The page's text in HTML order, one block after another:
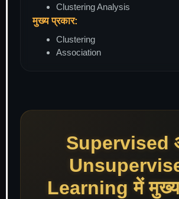
Clustering Analysis
मुख्य प्रकार:
Clustering
Association
Supervised
Learning में